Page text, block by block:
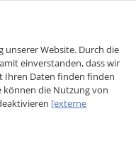
unserer Website. Durch die
einverstanden, dass wir
Ihren Daten finden finden
können die Nutzung von
[externe